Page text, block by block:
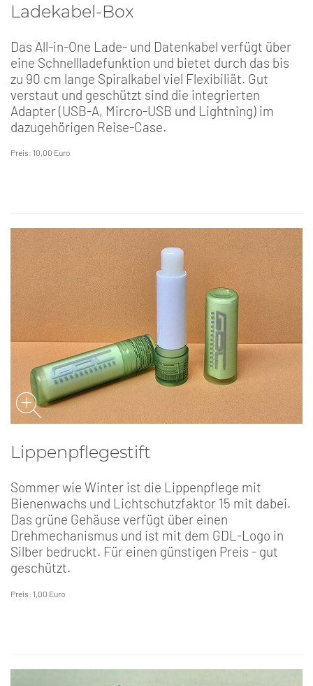
Ladekabel-Box
Das All-in-One Lade- und Datenkabel verfügt über
eine Schnellladefunktion und bietet durch das bis
zu 90 cm lange Spiralkabel viel Flexibiliät. Gut
verstaut und geschützt sind die integrierten
Adapter (USB-A, Mircro-USB und Lightning) im
dazugehörigen Reise-Case.
Preis: 10,00 Euro
Lippenpflegestift
Sommer wie Winter ist die Lippenpflege mit
Bienenwachs und Lichtschutzfaktor 15 mit dabei.
Das grüne Gehäuse verfügt über einen
Drehmechanismus und ist mit dem GDL-Logo in
Silber bedruckt. Für einen günstigen Preis - gut
geschützt.
Preis: 1,00 Euro